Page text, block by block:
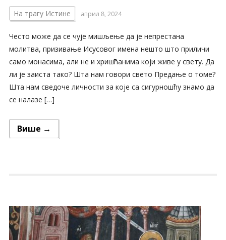
На трагу Истине април 8, 2024
Често може да се чује мишљење да је непрестана
молитва, призивање Исусовог имена нешто што приличи
само монасима, али не и хришћанима који живе у свету. Да
ли је заиста тако? Шта нам говори свето Предање о томе?
Шта нам сведоче личности за које са сигурношћу знамо да
се налазе […]
Више →